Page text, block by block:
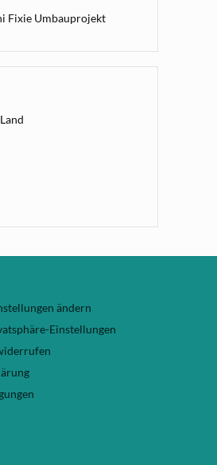
Fixie Umbauprojekt
ändern
Einstellungen